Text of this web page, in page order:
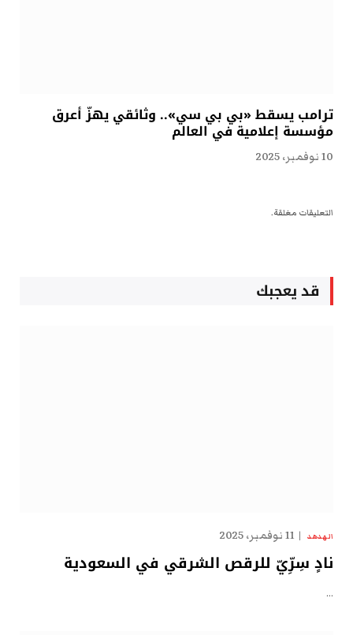
ترامب يسقط «بي بي سي».. وثائقي يهزّ أعرق
مؤسسة إعلامية في العالم
10 نوفمبر، 2025
التعليقات مغلقة.
قد يعجبك
الهدهد 11 نوفمبر، 2025
نادٍ سِرِّيّ للرقص الشرقي في السعودية
…